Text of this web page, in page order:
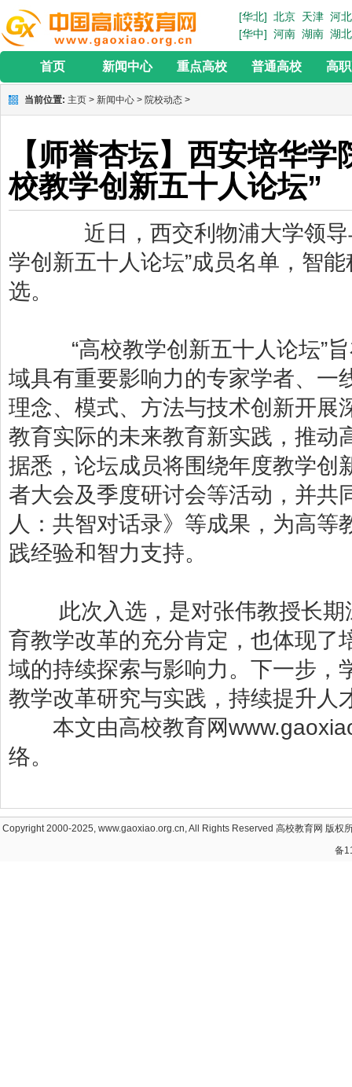
[华北] 北京 天津 河北
[华中] 河南 湖南 湖北
首页 新闻中心 重点高校 普通高校 高
当前位置: 主页 > 新闻中心 > 院校动态 >
【师誉杏坛】西安培华
校教学创新五十人论坛”
近日，西交利物浦大学领导与
学创新五十人论坛”成员名单，智
选。
“高校教学创新五十人论坛”旨
域具有重要影响力的专家学者、一
理念、模式、方法与技术创新开展
教育实际的未来教育新实践，推动
据悉，论坛成员将围绕年度教学创
者大会及季度研讨会等活动，并共
人：共智对话录》等成果，为高
践经验和智力支持。
此次入选，是对张伟教授长期
育教学改革的充分肯定，也体现了
域的持续探索与影响力。下一步，
教学改革研究与实践，持续提升人
本文由高校教育网
络。
Copyright 2000-2025, www.gaoxiao.org.cn, All Rights Reserved 高校教育网 版权
备